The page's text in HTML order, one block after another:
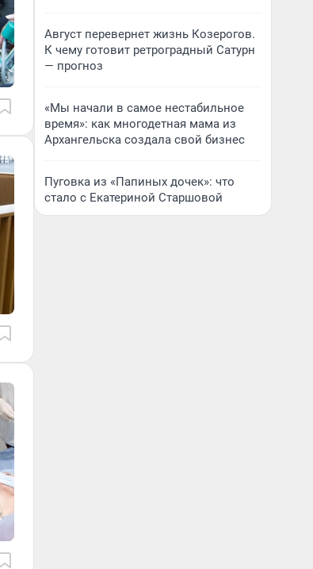
Август перевернет жизнь Козерогов.
К чему готовит ретроградный Сатурн
— прогноз
«Мы начали в самое нестабильное
время»: как многодетная мама из
Архангельска создала свой бизнес
Пуговка из «Папиных дочек»: что
стало с Екатериной Старшовой